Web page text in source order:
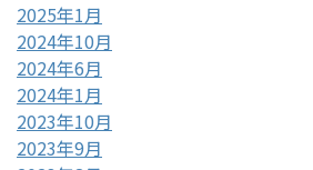
2025年1月
2024年10月
2024年6月
2024年1月
2023年10月
2023年9月